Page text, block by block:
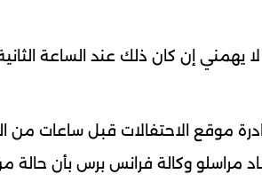
يهمني إن كان ذلك عند الساعة
موقع الاحتفالات قبل ساعات من
مراسلو وكالة فرانس برس بأن